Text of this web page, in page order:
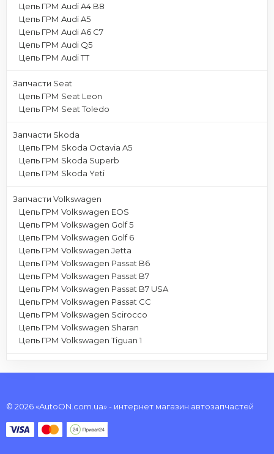
Цепь ГРМ Audi A4 B8
Цепь ГРМ Audi A5
Цепь ГРМ Audi A6 C7
Цепь ГРМ Audi Q5
Цепь ГРМ Audi TT
Запчасти Seat
Цепь ГРМ Seat Leon
Цепь ГРМ Seat Toledo
Запчасти Skoda
Цепь ГРМ Skoda Octavia A5
Цепь ГРМ Skoda Superb
Цепь ГРМ Skoda Yeti
Запчасти Volkswagen
Цепь ГРМ Volkswagen EOS
Цепь ГРМ Volkswagen Golf 5
Цепь ГРМ Volkswagen Golf 6
Цепь ГРМ Volkswagen Jetta
Цепь ГРМ Volkswagen Passat B6
Цепь ГРМ Volkswagen Passat B7
Цепь ГРМ Volkswagen Passat B7 USA
Цепь ГРМ Volkswagen Passat CC
Цепь ГРМ Volkswagen Scirocco
Цепь ГРМ Volkswagen Sharan
Цепь ГРМ Volkswagen Tiguan 1
© 2026 «AutoON.com.ua» - интернет магазин автозапчастей